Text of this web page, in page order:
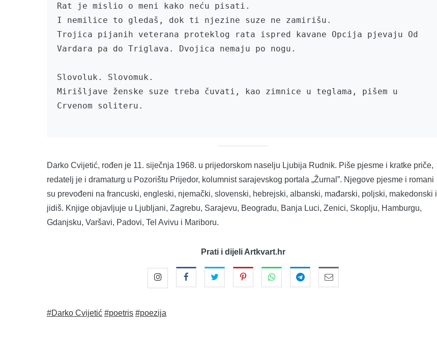
Rat je mislio o meni kako neću pisati.
I nemilice to gledaš, dok ti njezine suze ne zamirišu.
Trojica pijanih veterana proteklog rata ispred kavane Opcija pjevaju Od
Vardara pa do Triglava. Dvojica nemaju po nogu.
Slovoluk. Slovomuk.
Mirišljave ženske suze treba čuvati, kao zimnice u teglama, pišem u
Darko Cvijetić, rođen je 11. siječnja 1968. u prijedorskom naselju Ljubija Rudnik. Piše pjesme i kratke priče,
redatelj je i dramaturg u Pozorištu Prijedor, kolumnist sarajevskog portala „Žurnal”. Njegove pjesme i romani
su prevođeni na francuski, engleski, njemački, slovenski, hebrejski, albanski, mađarski, poljski, makedonski i
jidiš. Knjige objavljuje u Ljubljani, Zagrebu, Sarajevu, Beogradu, Banja Luci, Zenici, Skoplju, Hamburgu,
Gdanjsku, Varšavi, Padovi, Tel Avivu i Mariboru.
Prati i dijeli Artkvart.hr
#Darko Cvijetić #poetris #poezija